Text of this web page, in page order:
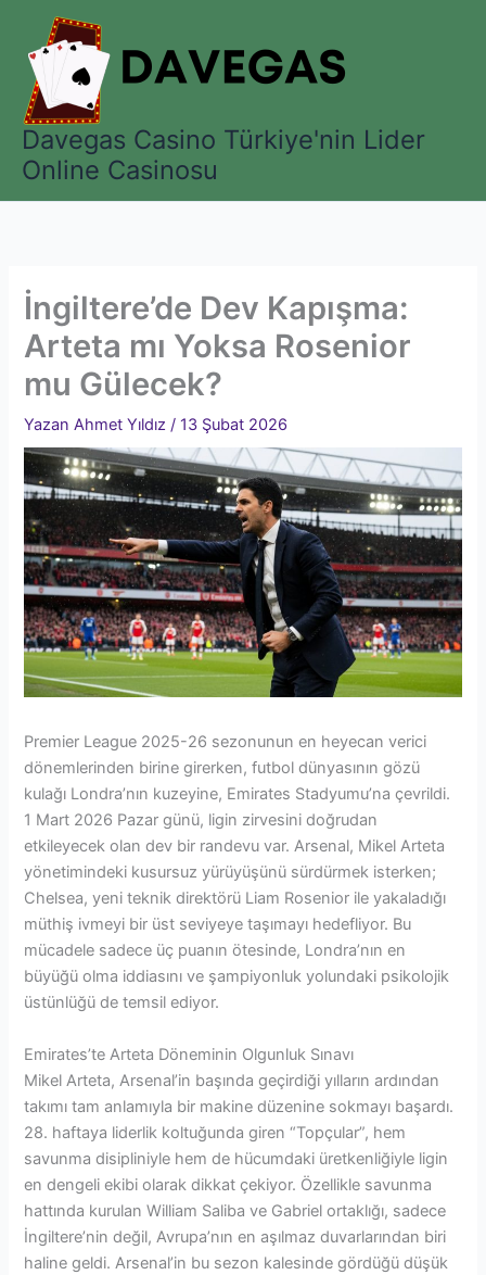
Davegas Casino Türkiye'nin Lider
Online Casinosu
İngiltere’de Dev Kapışma:
Arteta mı Yoksa Rosenior
mu Gülecek?
Yazan Ahmet Yıldız/13 Şubat 2026
Premier League 2025-26 sezonunun en heyecan verici
dönemlerinden birine girerken, futbol dünyasının gözü
kulağı Londra’nın kuzeyine, Emirates Stadyumu’na çevrildi.
1 Mart 2026 Pazar günü, ligin zirvesini doğrudan
etkileyecek olan dev bir randevu var. Arsenal, Mikel Arteta
yönetimindeki kusursuz yürüyüşünü sürdürmek isterken;
Chelsea, yeni teknik direktörü Liam Rosenior ile yakaladığı
müthiş ivmeyi bir üst seviyeye taşımayı hedefliyor. Bu
mücadele sadece üç puanın ötesinde, Londra’nın en
büyüğü olma iddiasını ve şampiyonluk yolundaki psikolojik
üstünlüğü de temsil ediyor.
Emirates’te Arteta Döneminin Olgunluk Sınavı
Mikel Arteta, Arsenal’in başında geçirdiği yılların ardından
takımı tam anlamıyla bir makine düzenine sokmayı başardı.
28. haftaya liderlik koltuğunda giren “Topçular”, hem
savunma disipliniyle hem de hücumdaki üretkenliğiyle ligin
en dengeli ekibi olarak dikkat çekiyor. Özellikle savunma
hattında kurulan William Saliba ve Gabriel ortaklığı, sadece
İngiltere’nin değil, Avrupa’nın en aşılmaz duvarlarından biri
haline geldi. Arsenal’in bu sezon kalesinde gördüğü düşük